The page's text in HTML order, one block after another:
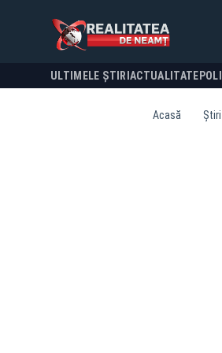
ULTIMELE ȘTIRI ACTUALITATE
Acasă Știri